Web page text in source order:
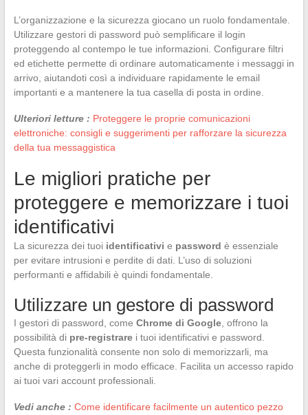
L’organizzazione e la sicurezza giocano un ruolo fondamentale.
Utilizzare gestori di password può semplificare il login
proteggendo al contempo le tue informazioni. Configurare filtri
ed etichette permette di ordinare automaticamente i messaggi in
arrivo, aiutandoti così a individuare rapidamente le email
importanti e a mantenere la tua casella di posta in ordine.
Ulteriori letture : Proteggere le proprie comunicazioni
elettroniche: consigli e suggerimenti per rafforzare la sicurezza
della tua messaggistica
Le migliori pratiche per
proteggere e memorizzare i tuoi
identificativi
La sicurezza dei tuoi identificativi e password è essenziale
per evitare intrusioni e perdite di dati. L’uso di soluzioni
performanti e affidabili è quindi fondamentale.
Utilizzare un gestore di password
I gestori di password, come Chrome di Google, offrono la
possibilità di pre-registrarei tuoi identificativi e password.
Questa funzionalità consente non solo di memorizzarli, ma
anche di proteggerli in modo efficace. Facilita un accesso rapido
ai tuoi vari account professionali.
Vedi anche : Come identificare facilmente un autentico pezzo